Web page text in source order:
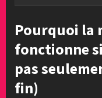
Pourquoi la
fonctionne
pas
fin)